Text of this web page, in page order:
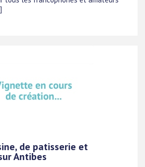
de patisserie et
Antibes